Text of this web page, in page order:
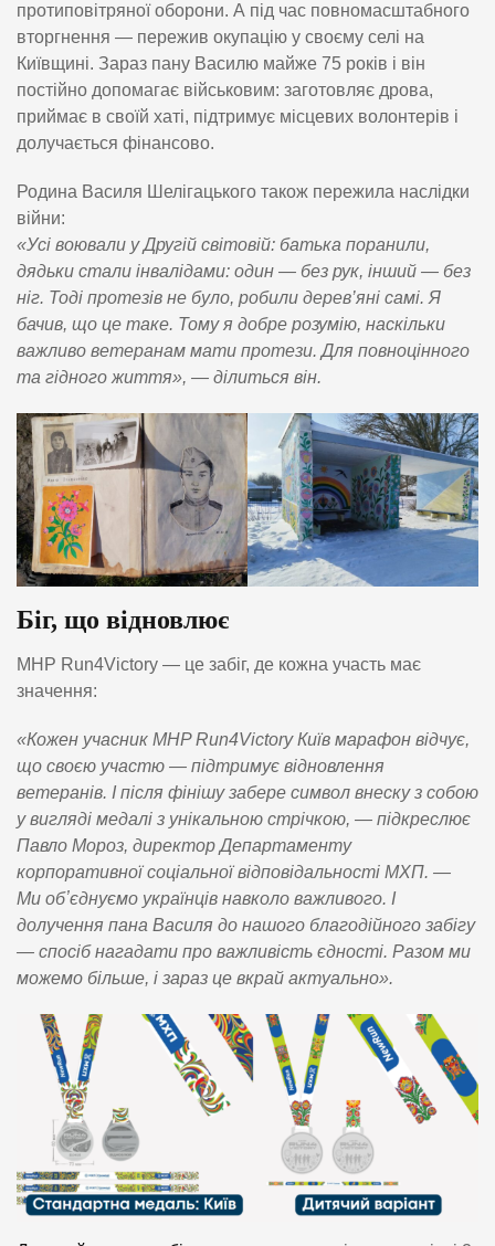
протиповітряної оборони. А під час повномасштабного
вторгнення — пережив окупацію у своєму селі на
Київщині. Зараз пану Василю майже 75 років і він
постійно допомагає військовим: заготовляє дрова,
приймає в своїй хаті, підтримує місцевих волонтерів і
долучається фінансово.
Родина Василя Шелігацького також пережила наслідки
війни:
«Усі воювали у Другій світовій: батька поранили,
дядьки стали інвалідами: один — без рук, інший — без
ніг. Тоді протезів не було, робили дерев’яні самі. Я
бачив, що це таке. Тому я добре розумію, наскільки
важливо ветеранам мати протези. Для повноцінного
та гідного життя», — ділиться він.
Біг, що відновлює
MHP Run4Victory — це забіг, де кожна участь має
значення:
«Кожен учасник MHP Run4Victory Київ марафон відчує,
що своєю участю — підтримує відновлення
ветеранів. І після фінішу забере символ внеску з собою
у вигляді медалі з унікальною стрічкою, — підкреслює
Павло Мороз, директор Департаменту
корпоративної соціальної відповідальності МХП. —
Ми обʼєднуємо українців навколо важливого. І
долучення пана Василя до нашого благодійного забігу
— спосіб нагадати про важливість єдності. Разом ми
можемо більше, і зараз це вкрай актуально».